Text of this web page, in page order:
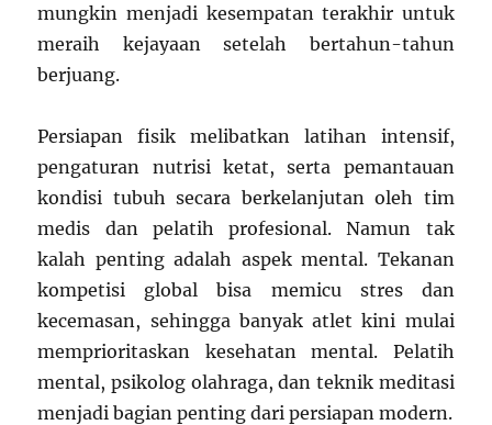
mungkin menjadi kesempatan terakhir untuk
meraih kejayaan setelah bertahun-tahun
berjuang.
Persiapan fisik melibatkan latihan intensif,
pengaturan nutrisi ketat, serta pemantauan
kondisi tubuh secara berkelanjutan oleh tim
medis dan pelatih profesional. Namun tak
kalah penting adalah aspek mental. Tekanan
kompetisi global bisa memicu stres dan
kecemasan, sehingga banyak atlet kini mulai
memprioritaskan kesehatan mental. Pelatih
mental, psikolog olahraga, dan teknik meditasi
menjadi bagian penting dari persiapan modern.